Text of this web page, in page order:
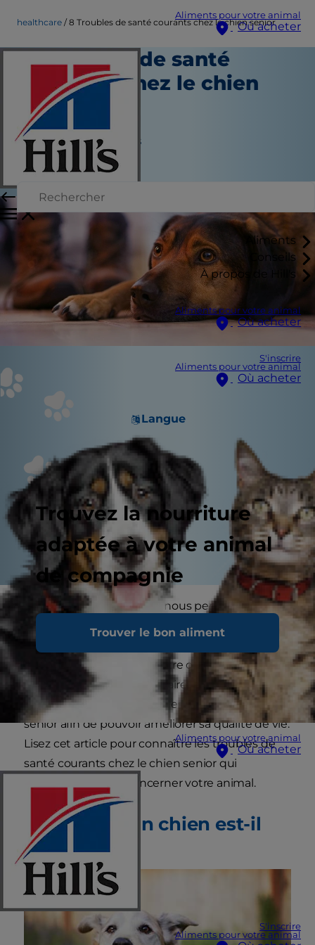
Aliments pour votre animal
Où acheter
Aliments
Conseils
À propos de Hill's
Aliments pour votre animal
Où acheter
S'inscrire
Aliments pour votre animal
Où acheter
Langue
Trouvez la nourriture
adaptée à votre animal
de compagnie
Trouver le bon aliment
Aliments pour votre animal
Où acheter
S'inscrire
Aliments pour votre animal
healthcare 8 Troubles de santé courants chez le chien senior
8 Troubles de santé
courants chez le chien
senior
Soins de santé
Jean Marie Bauhaus
Décembre 09, 2021
Quelle que soit leur taille, nous pensons souvent
que nos chiens sont d’éternels chiots qui
resteront avec nous pour toujours. Même si
vous ne voulez pas admettre que votre chien
vieillit, il est important de faire attention aux
éventuels signes de troubles de santé du chien
senior afin de pouvoir améliorer sa qualité de vie.
Lisez cet article pour connaître les troubles de
santé courants chez le chien senior qui
pourraient un jour concerner votre animal.
À quel âge un chien est-il
senior ?